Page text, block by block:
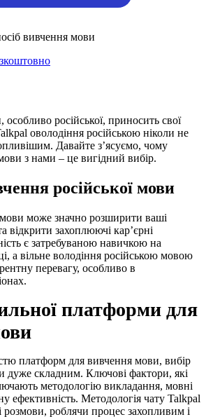
вивчення мови
російської, приносить свої
оволодіння російською ніколи не
Давайте з’ясуємо, чому
з нами – це вигідний вибір.
російської мови
мови може значно розширити ваші
відкрити захоплюючі кар’єрні
є затребуваною навичкою на
а вільне володіння російською мовою
перевагу, особливо в
платформи для
платформ для вивчення мови, вибір
дуже складним. Ключові фактори, які
методологію викладання, мовні
ефективність. Методологія чату Talkpal
розмови, роблячи процес захопливим і